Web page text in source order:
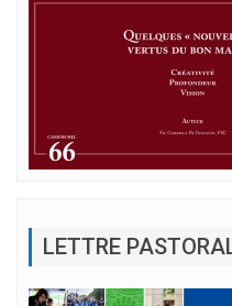
LETTRE